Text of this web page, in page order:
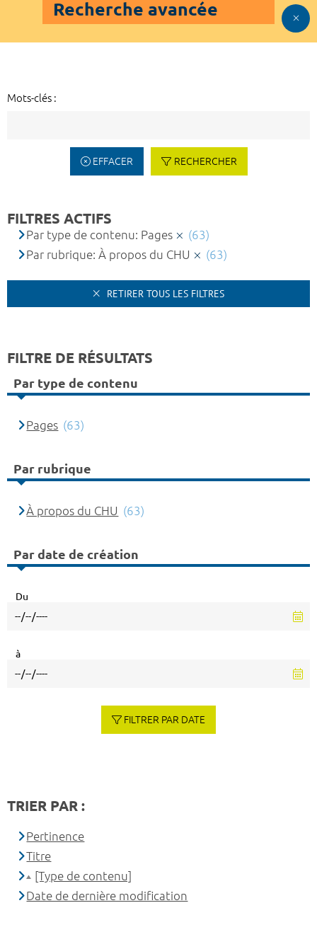
Recherche avancée
Mots-clés :
EFFACER RECHERCHER
FILTRES ACTIFS
Par type de contenu: Pages
(63)
Par rubrique: À propos du CHU
(63)
RETIRER TOUS LES FILTRES
FILTRE DE RÉSULTATS
Par type de contenu
Pages (63)
Par rubrique
À propos du CHU (63)
Par date de création
Du
à
FILTRER PAR DATE
TRIER PAR :
Pertinence
Titre
[Type de contenu]
Date de dernière modification